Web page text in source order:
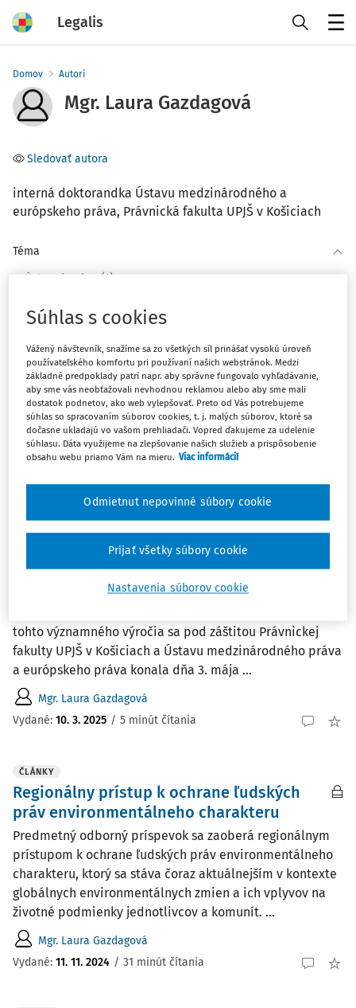
Legalis
Domov Autori
Mgr. Laura Gazdagová
Sledovať autora
interná doktorandka Ústavu medzinárodného a
európskeho práva, Právnická fakulta UPJŠ v Košiciach
Téma
Ústavné právo
(1)
Filter
Počet vyhľadaných dokumentov:3
Zoradiť podľa:
Najnovšie Najstaršie
Správa z medzinárodnej vedeckej
konferencie s názvom 20 rokov v
Európskej únii z pohľadu práva a éra
udržateľnosti (Košice 3. máj 2024)
V roku 2024 si Slovenská republika pripomína dvadsať
tohto významného výročia sa pod záštitou Právnickej
fakulty UPJŠ v Košiciach a Ústavu medzinárodného práva
a európskeho práva konala dňa 3. mája ...
Mgr. Laura Gazdagová
Vydané: 10. 3. 2025 / 5 minút čítania
ČLÁNKY
Regionálny prístup k ochrane ľudských
práv environmentálneho charakteru
Predmetný odborný príspevok sa zaoberá regionálnym
prístupom k ochrane ľudských práv environmentálneho
charakteru, ktorý sa stáva čoraz aktuálnejším v kontexte
globálnych environmentálnych zmien a ich vplyvov na
životné podmienky jednotlivcov a komunít. ...
Mgr. Laura Gazdagová
Vydané: 11. 11. 2024 / 31 minút čítania
Súhlas s cookies
Vážený návštevník, snažíme sa zo všetkých síl prinášať vysokú úroveň
používateľského komfortu pri používaní našich webstránok. Medzi
základné predpoklady patrí napr. aby správne fungovalo vyhľadávanie,
aby sme vás neobťažovali nevhodnou reklamou alebo aby sme mali
dostatok podnetov, ako web vylepšovať. Preto od Vás potrebujeme
súhlas so spracovaním súborov cookies, t. j. malých súborov, ktoré sa
dočasne ukladajú vo vašom prehliadači. Vopred ďakujeme za udelenie
súhlasu. Dáta využijeme na zlepšovanie našich služieb a prispôsobenie
obsahu webu priamo Vám na mieru. Viac informácií
Nastavenia súborov cookie
Odmietnut nepovinné súbory cookie
Prijať všetky súbory cookie